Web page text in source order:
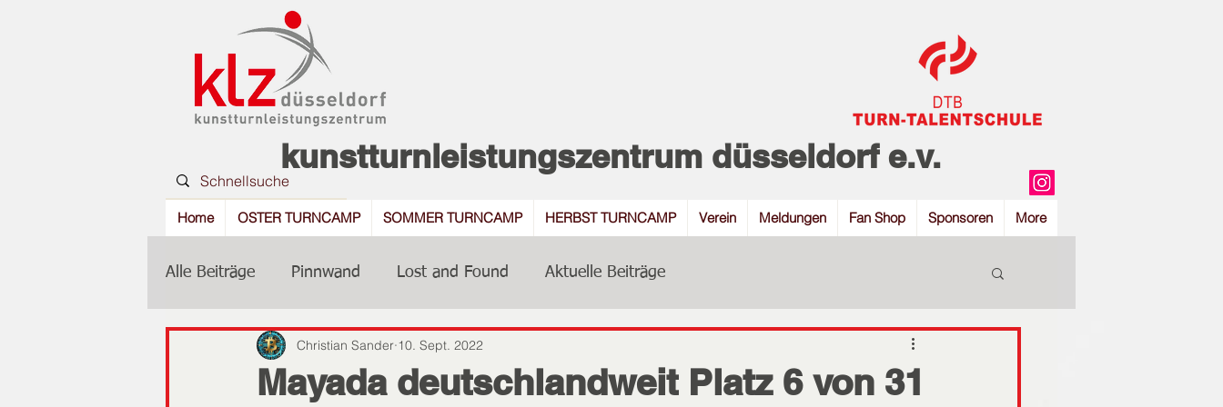
kunstturnleistungszentrum düsseldorf e.v.
Home OSTER TURNCAMP SOMMER TURNCAMP HERBST TURNCAMP Verein Meldungen Fan Shop Sponsoren More
Alle Beiträge Pinnwand Lost and Found Aktuelle Beiträge
Mayada deutschlandweit Platz 6 von 31
Christian Sander 10. Sept. 2022